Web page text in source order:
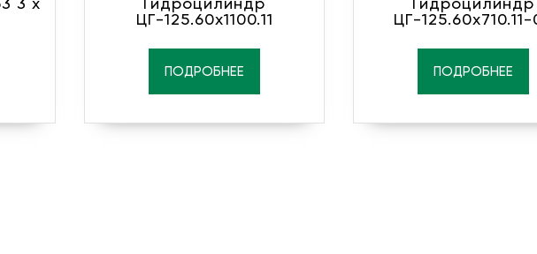
ЦГ-125.60х1100.11
ПОДРОБНЕЕ
ЦГ-
ПОДРОБНЕЕ